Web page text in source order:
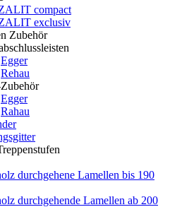
compact
exclusiv
Zubehör
Egger
Rehau
Egger
Rahau
durchgehene Lamellen bis 190
durchgehende Lamellen ab 200